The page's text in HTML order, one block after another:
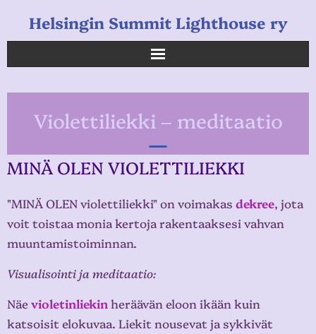
Helsingin Summit Lighthouse ry
Opetukset
Verkkokauppa
Linkkejä
Violettiliekki – meditaatio
MINÄ OLEN VIOLETTILIEKKI
"MINÄ OLEN violettiliekki" on voimakas dekree, jota
voit toistaa monia kertoja rakentaaksesi vahvan
muuntamistoiminnan.
Visualisointi ja meditaatio:
Näevioletinliekin heräävän eloon ikään kuin
katsoisit elokuvaa. Liekit nousevat ja sykkivät